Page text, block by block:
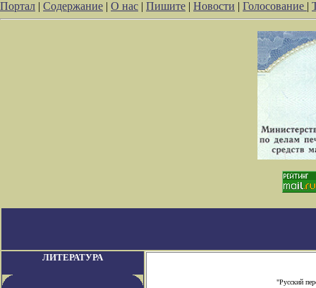
Портал | Содержание | О нас | Пишите | Новости | Голосование |
ЛИТЕРАТУРА
"Русский